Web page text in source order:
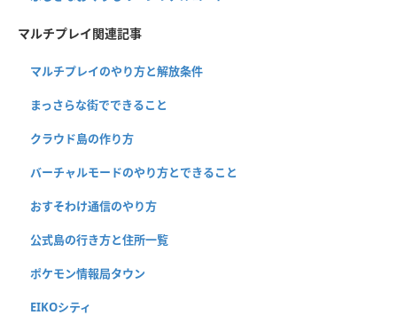
マルチプレイ関連記事
マルチプレイのやり方と解放条件
まっさらな街でできること
クラウド島の作り方
バーチャルモードのやり方とできること
おすそわけ通信のやり方
公式島の行き方と住所一覧
ポケモン情報局タウン
EIKOシティ